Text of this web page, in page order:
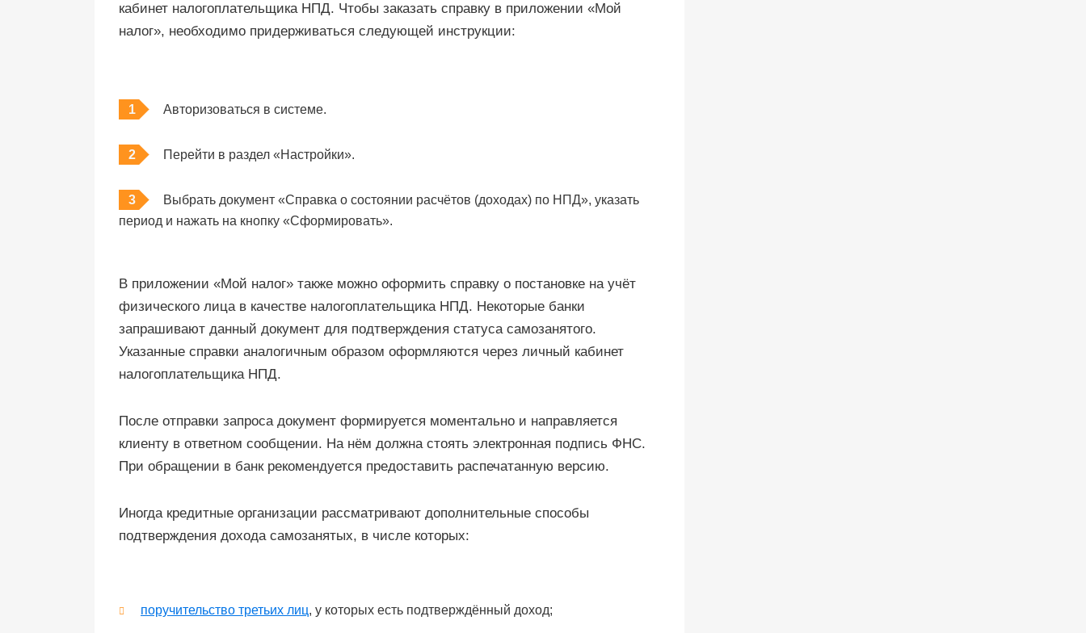
кабинет налогоплательщика НПД. Чтобы заказать справку в приложении «Мой
налог», необходимо придерживаться следующей инструкции:
Авторизоваться в системе.
Перейти в раздел «Настройки».
Выбрать документ «Справка о состоянии расчётов (доходах) по НПД», указать
период и нажать на кнопку «Сформировать».
В приложении «Мой налог» также можно оформить справку о постановке на учёт
физического лица в качестве налогоплательщика НПД. Некоторые банки
запрашивают данный документ для подтверждения статуса самозанятого.
Указанные справки аналогичным образом оформляются через личный кабинет
налогоплательщика НПД.
После отправки запроса документ формируется моментально и направляется
клиенту в ответном сообщении. На нём должна стоять электронная подпись ФНС.
При обращении в банк рекомендуется предоставить распечатанную версию.
Иногда кредитные организации рассматривают дополнительные способы
подтверждения дохода самозанятых, в числе которых:
поручительство третьих лиц, у которых есть подтверждённый доход;